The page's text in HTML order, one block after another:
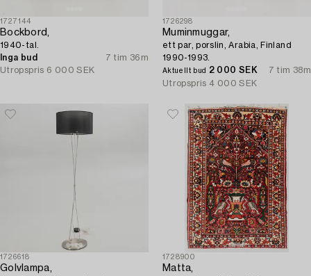
1727144
Bockbord,
1940-tal.
Inga bud
7 tim 36m
Utropspris 6 000 SEK
1726298
Muminmuggar,
ett par, porslin, Arabia, Finland
1990-1993.
Aktuellt bud 2 000 SEK
7 tim 38m
Utropspris 4 000 SEK
1726618
Golvlampa,
1728900
Matta,